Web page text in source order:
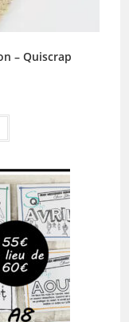
– Quiscrap